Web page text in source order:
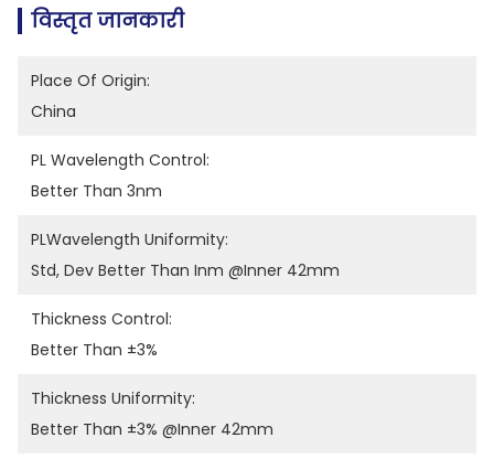
विस्तृत जानकारी
Place Of Origin:
China
PL Wavelength Control:
Better Than 3nm
PLWavelength Uniformity:
Std, Dev Better Than Inm @inner 42mm
Thickness Control:
Better Than ±3%
Thickness Uniformity:
Better Than ±3% @inner 42mm